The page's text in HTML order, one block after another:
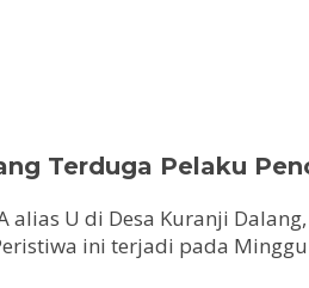
Terduga Pelaku
U di Desa Kuranji
ini terjadi pada